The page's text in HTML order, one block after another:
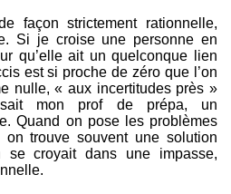
façon strictement rationnelle,
Si je croise une personne en
qu’elle ait un quelconque lien
est si proche de zéro que l’on
nulle, « aux incertitudes près »
mon prof de prépa, un
Quand on pose les problèmes
on trouve souvent une solution
se croyait dans une impasse,